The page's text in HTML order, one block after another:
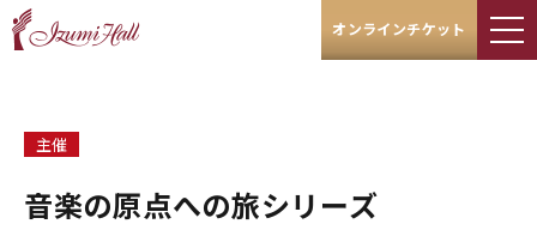
オンラインチケット
主催
音楽の原点への旅シリーズ